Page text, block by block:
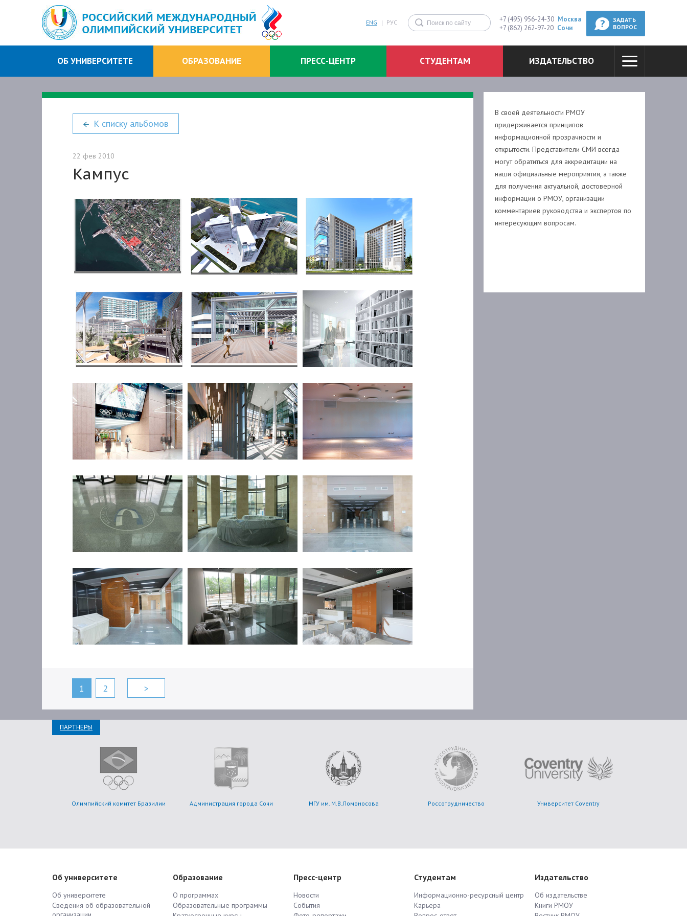
ENG РУС +7 (495) 956-24-30 Москва
+7 (862) 262-97-20 Сочи
ЗАДАТЬ
ВОПРОС
ОБ УНИВЕРСИТЕТЕ ОБРАЗОВАНИЕ ПРЕСС-ЦЕНТР СТУДЕНТАМ ИЗДАТЕЛЬСТВО
К списку альбомов
Кампус
22 фев 2010
1 2 >
В своей деятельности РМОУ
придерживается принципов
информационной прозрачности и
открытости. Представители СМИ всегда
могут обратиться для аккредитации на
наши официальные мероприятия, а также
для получения актуальной, достоверной
информации о РМОУ, организации
комментариев руководства и экспертов по
интересующим вопросам.
ПАРТНЕРЫ
Олимпийский комитет Бразилии Администрация города Сочи МГУ им. М.В.Ломоносова Россотрудничество Университет Coventry
Об университете
Об университете
Сведения об образовательной
Образование
О программах
Образовательные программы
Пресс-центр
Новости
События
Студентам
Информационно-ресурсный центр
Карьера
Издательство
Об издательстве
Книги РМОУ